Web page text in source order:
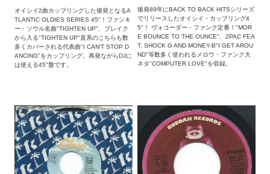
オイシイ2曲カップリングした後発となるA
TLANTIC OLDIES SERIES 45"！ファンキ
ー・ソウル名曲"TIGHTEN UP"、ブレイク
から入る"TIGHTEN UP"直系のこちらも数
多くカバーされる代表曲"I CAN'T STOP D
ANCING"をカップリング。再発ながらDJに
は使える45"盤です。
後発89年にBACK TO BACK HITSシリーズ
でリリースしたオイシイ・カップリング4
5"！ ヴォコーダー・ファンク定番！"MOR
E BOUNCE TO THE OUNCE"、2PAC FEA
T. SHOCK G AND MONEY-B"I GET AROU
ND"等数多く使われるメロウ・ファンク大
ネタ"COMPUTER LOVE"を収録。